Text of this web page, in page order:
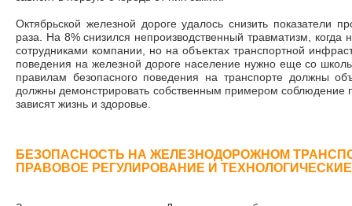
Октябрьской железной дороге удалось снизить показатели
раза. На 8% снизился непроизводственный травматизм, когда
сотрудниками компании, но на объектах транспортной
поведения на железной дороге население нужно еще со
правилам безопасного поведения на транспорте должны
должны демонстрировать собственным примером соблюдение
зависят жизнь и здоровье.
БЕЗОПАСНОСТЬ НА ЖЕЛЕЗНОДОРОЖНОМ
ПРАВОВОЕ РЕГУЛИРОВАНИЕ И